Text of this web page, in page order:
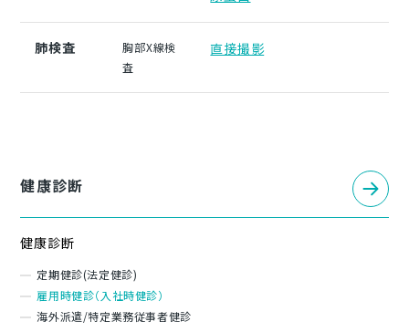
健康診断
健康診断
定期健診(法定健診)
雇用時健診（入社時健診）
海外派遣/特定業務従事者健診
肺検査
胸部X線検
査
直接撮影